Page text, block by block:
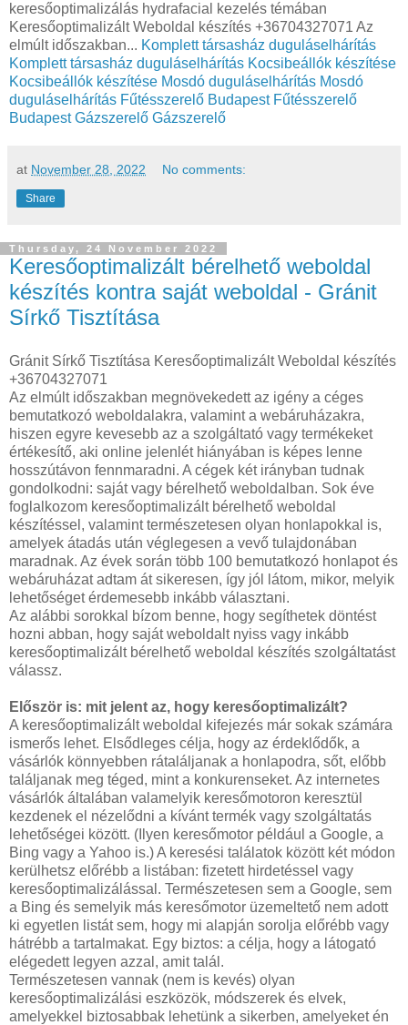
keresőoptimalizálás hydrafacial kezelés témában
Keresőoptimalizált Weboldal készítés +36704327071 Az
elmúlt időszakban... Komplett társasház duguláselhárítás
Komplett társasház duguláselhárítás Kocsibeállók készítése
Kocsibeállók készítése Mosdó duguláselhárítás Mosdó
duguláselhárítás Fűtésszerelő Budapest Fűtésszerelő
Budapest Gázszerelő Gázszerelő
at November 28, 2022 No comments:
Share
Thursday, 24 November 2022
Keresőoptimalizált bérelhető weboldal
készítés kontra saját weboldal - Gránit
Sírkő Tisztítása
Gránit Sírkő Tisztítása Keresőoptimalizált Weboldal készítés
+36704327071
Az elmúlt időszakban megnövekedett az igény a céges
bemutatkozó weboldalakra, valamint a webáruházakra,
hiszen egyre kevesebb az a szolgáltató vagy termékeket
értékesítő, aki online jelenlét hiányában is képes lenne
hosszútávon fennmaradni. A cégek két irányban tudnak
gondolkodni: saját vagy bérelhető weboldalban. Sok éve
foglalkozom keresőoptimalizált bérelhető weboldal
készítéssel, valamint természetesen olyan honlapokkal is,
amelyek átadás után véglegesen a vevő tulajdonában
maradnak. Az évek során több 100 bemutatkozó honlapot és
webáruházat adtam át sikeresen, így jól látom, mikor, melyik
lehetőséget érdemesebb inkább választani.
Az alábbi sorokkal bízom benne, hogy segíthetek döntést
hozni abban, hogy saját weboldalt nyiss vagy inkább
keresőoptimalizált bérelhető weboldal készítés szolgáltatást
válassz.
Először is: mit jelent az, hogy keresőoptimalizált?
A keresőoptimalizált weboldal kifejezés már sokak számára
ismerős lehet. Elsődleges célja, hogy az érdeklődők, a
vásárlók könnyebben rátaláljanak a honlapodra, sőt, előbb
találjanak meg téged, mint a konkurenseket. Az internetes
vásárlók általában valamelyik keresőmotoron keresztül
kezdenek el nézelődni a kívánt termék vagy szolgáltatás
lehetőségei között. (Ilyen keresőmotor például a Google, a
Bing vagy a Yahoo is.) A keresési találatok között két módon
kerülhetsz előrébb a listában: fizetett hirdetéssel vagy
keresőoptimalizálással. Természetesen sem a Google, sem
a Bing és semelyik más keresőmotor üzemeltető nem adott
ki egyetlen listát sem, hogy mi alapján sorolja előrébb vagy
hátrébb a tartalmakat. Egy biztos: a célja, hogy a látogató
elégedett legyen azzal, amit talál.
Természetesen vannak (nem is kevés) olyan
keresőoptimalizálási eszközök, módszerek és elvek,
amelyekkel biztosabbak lehetünk a sikerben, amelyeket én